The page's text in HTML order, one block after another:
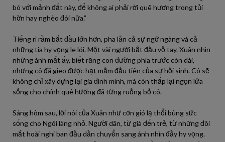
bó với mảnh đất này, để không ai phải rời quê hương trong tủi
hờn hay nghèo đói nữa.”
Tiếng rì rầm bắt đầu lớn hơn, pha lẫn cả sự ngỡ ngàng và cả
những tia hy vọng le lói. Một vài người bắt đầu vỗ tay. Xuân nhìn
những ánh mắt ấy, biết rằng con đường phía trước còn dài,
nhưng cô đã gieo được hạt mầm đầu tiên của sự hồi sinh. Cô sẽ
không chỉ xây dựng lại gia đình mình, mà còn thắp lại ngọn lửa
sống cho chính quê hương đã từng ruồng bỏ cô.
Sáng hôm sau, lời nói của Xuân như cơn gió lạ thổi bùng sức
sống cho Ngôi làng nhỏ. Người dân, từ già đến trẻ, từ những đôi
mắt hoài nghi ban đầu dần chuyển sang ánh nhìn đầy hy vọng.